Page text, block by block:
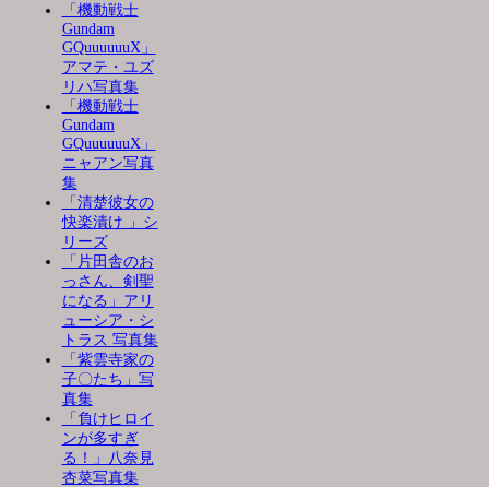
「機動戦士
Gundam
GQuuuuuuX」
アマテ・ユズ
リハ写真集
「機動戦士
Gundam
GQuuuuuuX」
ニャアン写真
集
「清楚彼女の
快楽漬け 」シ
リーズ
「片田舎のお
っさん、剣聖
になる」アリ
ューシア・シ
トラス 写真集
「紫雲寺家の
子〇たち」写
真集
「負けヒロイ
ンが多すぎ
る！」八奈見
杏菜写真集